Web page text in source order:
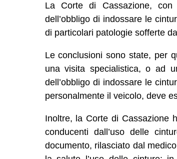
La Corte di Cassazione, con
dell’obbligo di indossare le
di particolari patologie sofferte
Le conclusioni sono state, per
una visita specialistica, o ad
dell’obbligo di indossare le
personalmente il veicolo, deve
Inoltre, la Corte di Cassazione
conducenti dall’uso delle
documento, rilasciato dal